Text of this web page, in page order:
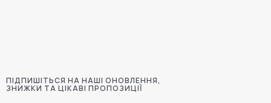
ПІДПИШІТЬСЯ НА НАШІ ОНОВЛЕННЯ,
ЗНИЖКИ ТА ЦІКАВІ ПРОПОЗИЦІЇ